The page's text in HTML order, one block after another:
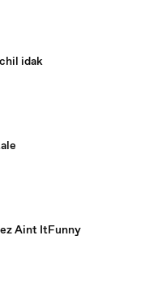
idak
Aint ItFunny